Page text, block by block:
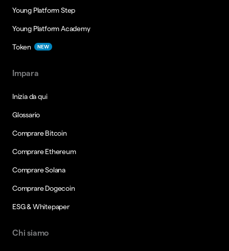
Young Platform Step
Young Platform Academy
Token NEW
Impara
Inizia da qui
Glossario
Comprare Bitcoin
Comprare Ethereum
Comprare Solana
Comprare Dogecoin
ESG & Whitepaper
Chi siamo